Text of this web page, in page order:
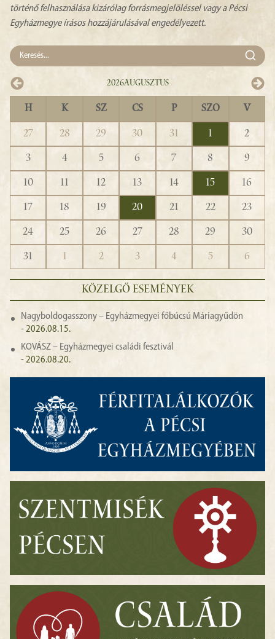
történő felhasználása kizárólag forrásmegjelöléssel vagy a Pécsi
Egyházmegye írásos hozzájárulásával engedélyezett.
2026Augusztus
H K SZ CS P SZO V
27 28 29 30 31 1
2
3
4 5 6 7 8
9
10
11 12 13 14 15
16
17
18 19 20 21 22
23
24
25 26 27 28 29
30
31
1 2 3 4 5 6
KÖZELGŐ ESEMÉNYEK
Nagyboldogasszony – Egyházmegyei főbúcsú Máriagyűdön
- 2026.08.15.
KOVÁSZ – Egyházmegyei családi fesztivál
- 2026.08.20.